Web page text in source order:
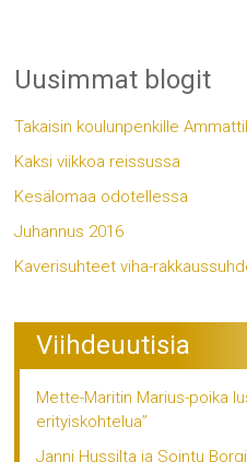
Uusimmat blogit
Takaisin koulunpenkille
Kaksi viikkoa reissussa
Kesälomaa odotellessa
Juhannus 2016
Kaverisuhteet viha-
Viihdeuutisia
Mette-Maritin Marius-poika
erityiskohtelua”
Janni Hussilta ja Sointu